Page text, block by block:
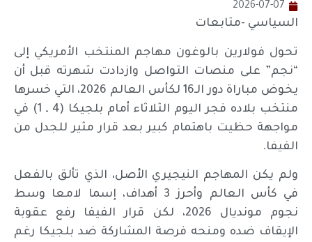
2026-07-07
السياسي -متابعات
تحول فولارين بالوغون مهاجم المنتخب الأمريكي إلى
“نجم” على منصات التواصل وازدادت شهرته قبل أن
يخوض مباراة دور الـ16 لكأس العالم 2026، التي خسرها
منتخب بلاده فجر اليوم الثلاثاء أمام بلجيكا (4 ـ 1) في
مواجهة حظيت باهتمام كبير بعد قرار مثير للجدل من
الفيفا.
ولم يكن المهاجم النيجيري الأصل، الذي تألق بالفعل
في كأس العالم وأحرز 3 أهداف، إسما لامعا وسط
نجوم مونديال 2026، لكن قرار الفيفا رفع عقوبة
الإيقاف ضده ومنحه فرصة المشاركة ضد بلجيكا رغم